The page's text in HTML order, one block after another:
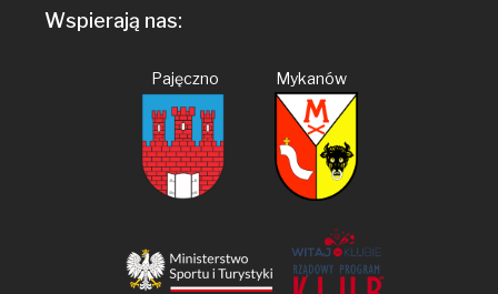
Wspierają nas:
Pajęczno Mykanów